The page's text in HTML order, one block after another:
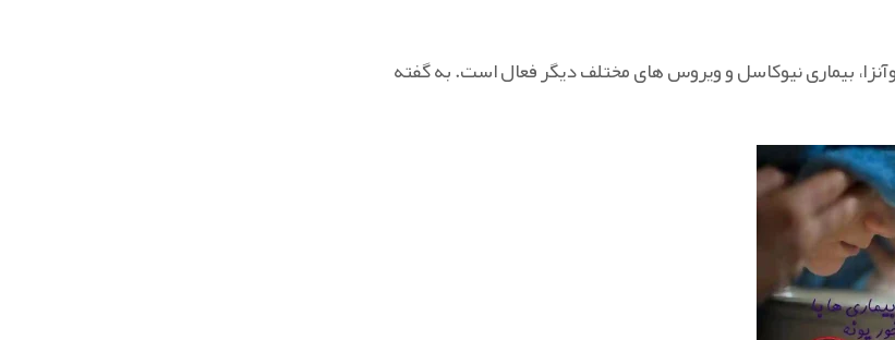
بیماری نیوکاسل و ویروس‌ های مختلف دیگر فعال است. به گفته